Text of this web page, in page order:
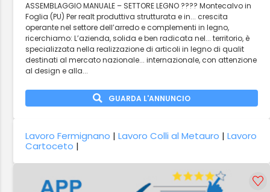
ASSEMBLAGGIO MANUALE – SETTORE LEGNO ???? Montecalvo in
Foglia (PU) Per realt produttiva strutturata e in... crescita
operante nel settore dell’arredo e complementi in legno,
ricerchiamo: L’azienda, solida e ben radicata nel... territorio, è
specializzata nella realizzazione di articoli in legno di qualit
destinati al mercato nazionale... internazionale, con attenzione
al design e alla...
GUARDA L'ANNUNCIO
Lavoro Fermignano |Lavoro Colli al Metauro |Lavoro
Cartoceto |